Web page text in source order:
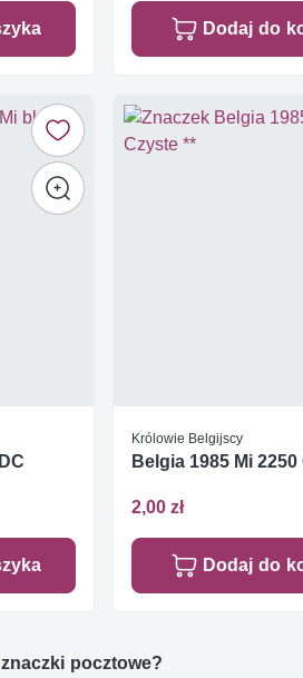
Dodaj do
Królowie Belgijscy
Belgia 1985 Mi
2,00 zł
Dodaj do
pocztowe?